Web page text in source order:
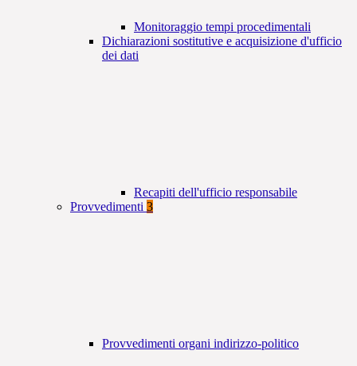
Monitoraggio tempi procedimentali
Dichiarazioni sostitutive e acquisizione d'ufficio
dei dati
Recapiti dell'ufficio responsabile
Provvedimenti 3
Provvedimenti organi indirizzo-politico